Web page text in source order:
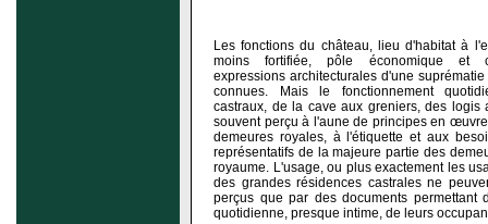
Les fonctions du château, lieu d'habitat à
moins fortifiée, pôle économique et
expressions architecturales d'une
connues. Mais le fonctionnement
castraux, de la cave aux greniers, des logis
souvent perçu à l'aune de principes en
demeures royales, à l'étiquette et aux
représentatifs de la majeure partie des
royaume. L'usage, ou plus exactement les
des grandes résidences castrales ne
perçus que par des documents permettant
quotidienne, presque intime, de leurs